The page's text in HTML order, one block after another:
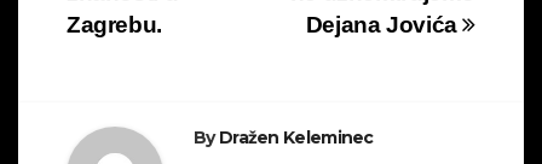
Dejana Jovića
Zagrebu.
ByDražen Keleminec